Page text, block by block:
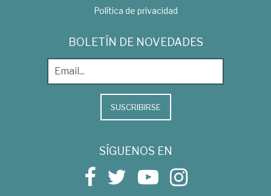
Política de privacidad
BOLETÍN DE NOVEDADES
SUSCRIBIRSE
SÍGUENOS EN